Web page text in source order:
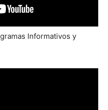
Informativos y